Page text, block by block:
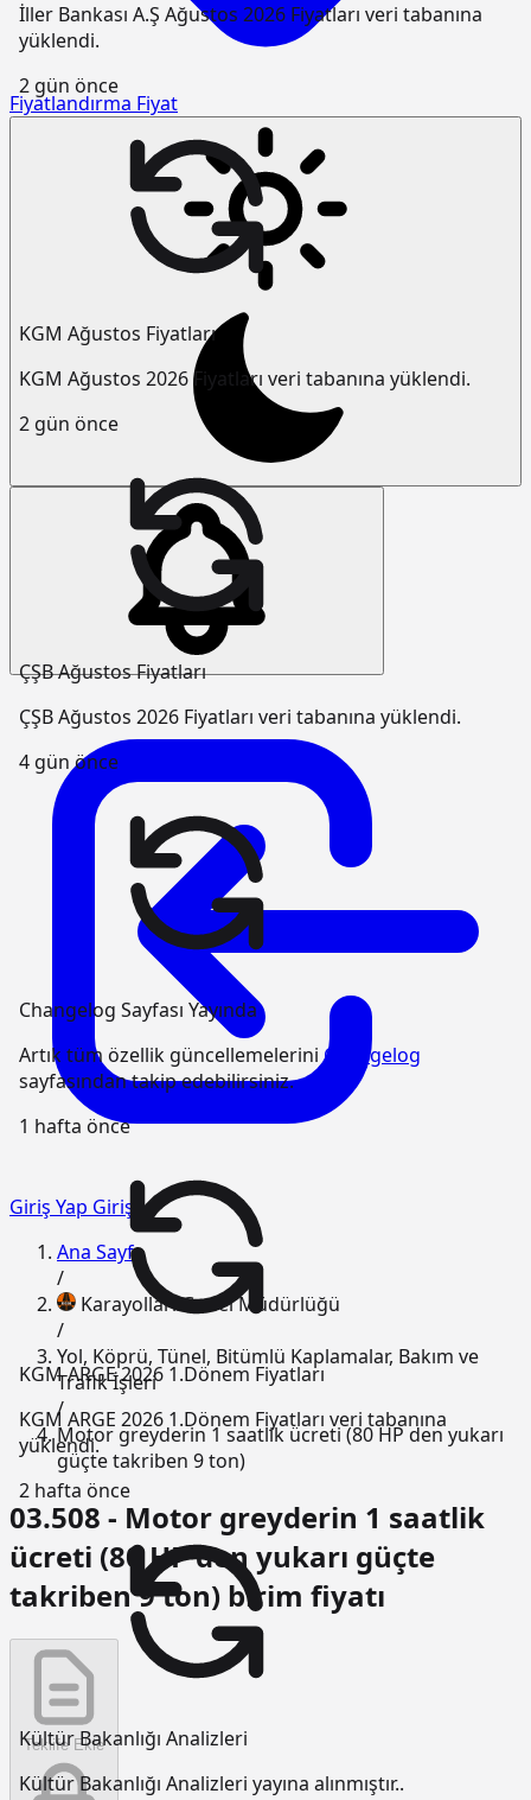
Fiyatlandırma Fiyat
İller Bankası A.Ş Ağustos 2026 Fiyatları veri tabanına
yüklendi.
2 gün önce
KGM Ağustos Fiyatları
KGM Ağustos 2026 Fiyatları veri tabanına yüklendi.
2 gün önce
ÇŞB Ağustos Fiyatları
ÇŞB Ağustos 2026 Fiyatları veri tabanına yüklendi.
4 gün önce
Changelog Sayfası Yayında
Artık tüm özellik güncellemeleriniChangelog
sayfasından takip edebilirsiniz.
1 hafta önce
KGM ARGE 2026 1.Dönem Fiyatları
KGM ARGE 2026 1.Dönem Fiyatları veri tabanına
yüklendi.
2 hafta önce
Kültür Bakanlığı Analizleri
Kültür Bakanlığı Analizleri yayına alınmıştır..
Giriş Yap Giriş
Ana Sayfa
/
Karayolları Genel Müdürlüğü
/
Yol, Köprü, Tünel, Bitümlü Kaplamalar, Bakım ve
Trafik İşleri
/
Motor greyderin 1 saatlik ücreti (80 HP den yukarı
güçte takriben 9 ton)
03.508 - Motor greyderin 1 saatlik
ücreti (80 HP den yukarı güçte
takriben 9 ton) birim fiyatı
Teklife Ekle